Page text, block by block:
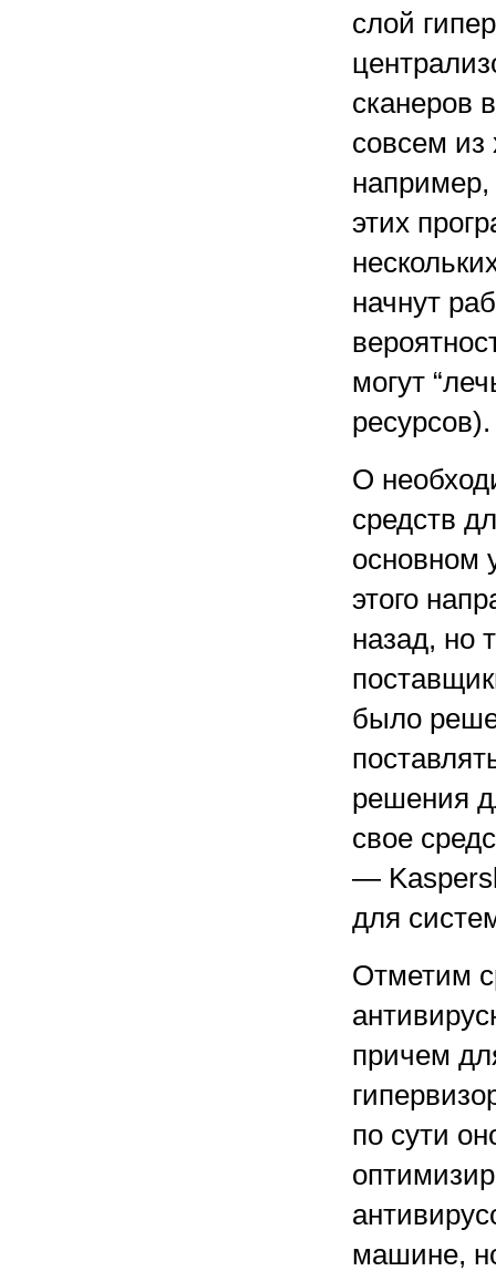
слой
сканеров
совсем
например,
этих
начнут
могут
ресурсов).
О
средств
основном
этого
назад, но
было
решения
свое
—
для
Отметим
причем
по сути
машине,